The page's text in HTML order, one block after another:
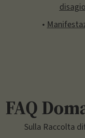
•
FAQ
Sulla Raccolta